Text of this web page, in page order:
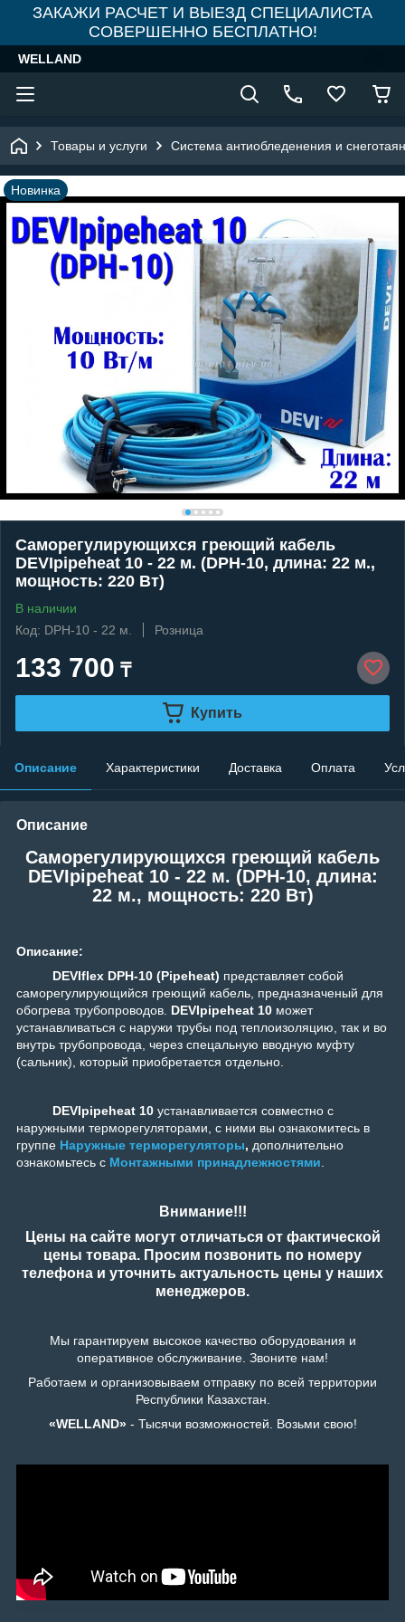
ЗАКАЖИ РАСЧЕТ И ВЫЕЗД СПЕЦИАЛИСТА
СОВЕРШЕННО БЕСПЛАТНО!
WELLAND
Товары и услуги Система антиобледенения и
Новинка
Саморегулирующихся греющий кабель
DEVIpipeheat 10 - 22 м. (DPH-10, длина: 22 м.,
мощность: 220 Вт)
В наличии
Код: DPH-10 - 22 м.
Розница
133 700 ₸
Купить
Описание Характеристики Доставка Оплата
Описание
Саморегулирующихся греющий кабель
DEVIpipeheat 10 - 22 м. (DPH-10, длина:
22 м., мощность: 220 Вт)
Описание:
DEVIflex DPH-10 (Pipeheat) представляет собой
саморегулирующийся греющий кабель, предназначеный для
обогрева трубопроводов. DEVIpipeheat 10 может
устанавливаться с наружи трубы под теплоизоляцию, так и во
внутрь трубопровода, через спецальную вводную муфту
(сальник), который приобретается отдельно.
DEVIpipeheat 10 устанавливается совместно с
наружными терморегуляторами, с ними вы ознакомитесь в
группе Наружные терморегуляторы, дополнительно
ознакомьтесь с Монтажными принадлежностями.
Внимание!!!
Цены на сайте могут отличаться от фактической
цены товара. Просим позвонить по номеру
телефона и уточнить актуальность цены у наших
менеджеров.
Мы гарантируем высокое качество оборудования и
оперативное обслуживание. Звоните нам!
Работаем и организовываем отправку по всей территории
Республики Казахстан.
«WELLAND»- Тысячи возможностей. Возьми свою!